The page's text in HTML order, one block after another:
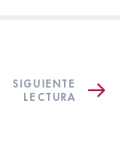
SIGUIENTE
LECTURA